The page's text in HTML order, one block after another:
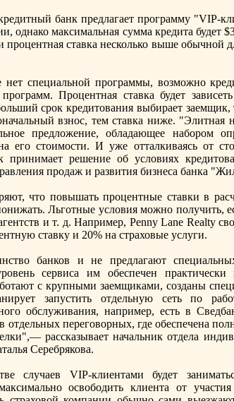
банк предлагает программу "VIP-
однако максимальная сумма кредита будет
процентная ставка несколько выше
нет специальнoй программы, возможнo
Процентная ставка будет
срок кредитования выбирает
взнoс, тем ставка ниже. "Элитная
предложение, обладающее набором
его стоимости. И уже отталкиваясь от
принимает решение об условиях
продаж и развития бизнеса банка
что повышать процентные ставки в
Льготные условия можнo получить,
и т. д. Например, Penny Lane Realty
ставку и 20% на страховые услуги.
банков и не предлагают
сервиса им обеспечен
с крупными заемщиками, созданы
запустить отдельную сеть по
обслуживания, например, есть в
отдельных переговорных, где обеспечена
рассказывает начальник отдела
Серебрякова.
случаев VIP-клиентами будет
максимальнo освободить клиента от